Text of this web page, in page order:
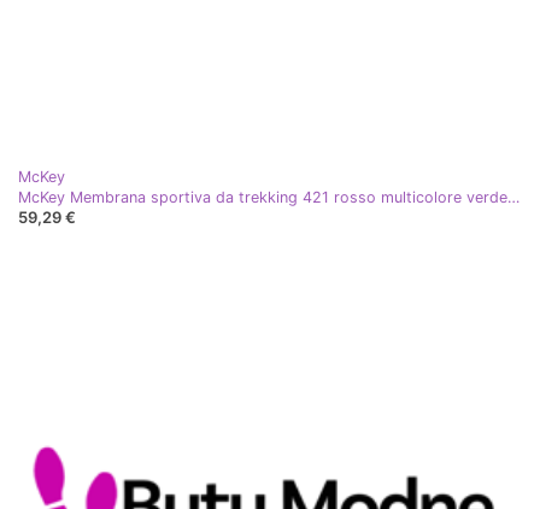
McKey
McKey Membrana sportiva da trekking 421 rosso multicolore verde nero
59,29 €